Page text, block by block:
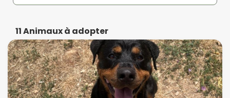
11Animaux à adopter
Localisation
Dans un rayon autour de 50 km